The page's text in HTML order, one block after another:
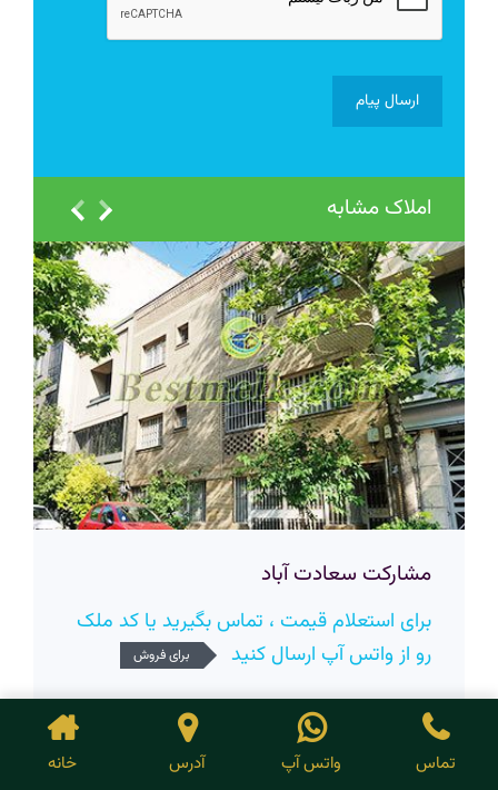
املاک مشابه
مشارکت سعادت آباد
برای استعلام قیمت ، تماس بگیرید یا کد ملک
رو از واتس آپ ارسال کنید
برای فروش
تماس واتس آپ آدرس خانه